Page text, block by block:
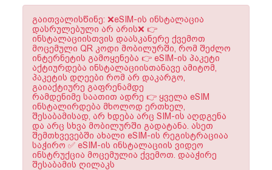
გაითვალისწინე: ❌eSIM-ის ინსტალაცია
დასრულებული არ არის❌ 👉
ინსტალაციისთვის დაასკანერე ქვემოთ
მოცემული QR კოდი მობილურში, რომ შეძლო
ინტერნეტის გამოყენება 👉 eSIM-ის პაკეტი
აქტიურდება ინსტალაციისთანავე ამიტომ,
პაკეტის დღეები რომ არ დაკარგო,
გაიაქტიურე გაფრენამდე
რამდენიმე საათით ადრე 👉 ყველა eSIM
ინსტალირდება მხოლოდ ერთხელ,
შესაბამისად, არ ხდება არც SIM-ის აღდგენა
და არც სხვა მობილურში გადატანა. ასეთ
შემთხვევებში ახალი eSIM-ის რეგისტრაციაა
საჭირო ✅ eSIM-ის ინსტალაციის ვიდეო
ინსტრუქცია მოცემულია ქვემოთ. დააჭირე
შესაბამის ღილაკს